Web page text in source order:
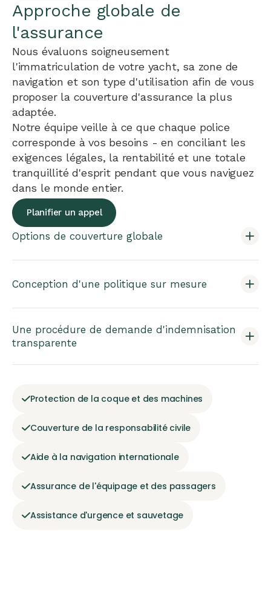
Approche globale de
l'assurance
Nous évaluons soigneusement
l'immatriculation de votre yacht, sa zone de
navigation et son type d'utilisation afin de vous
proposer la couverture d'assurance la plus
adaptée.
Notre équipe veille à ce que chaque police
corresponde à vos besoins - en conciliant les
exigences légales, la rentabilité et une totale
tranquillité d'esprit pendant que vous naviguez
dans le monde entier.
Planifier un appel
Options de couverture globale
Conception d'une politique sur mesure
Une procédure de demande d'indemnisation
transparente
Protection de la coque et des machines
Couverture de la responsabilité civile
Aide à la navigation internationale
Assurance de l'équipage et des passagers
Assistance d'urgence et sauvetage